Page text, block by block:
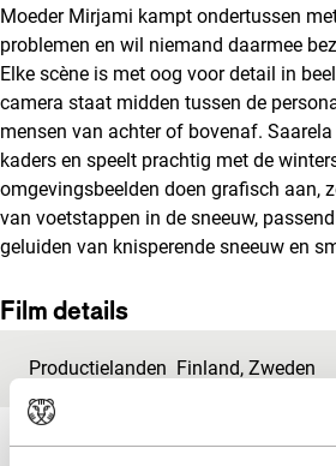
Moeder Mirjami kampt ondertussen
problemen en wil niemand daarmee
Elke scène is met oog voor detail in
camera staat midden tussen de
mensen van achter of bovenaf.
kaders en speelt prachtig met de
omgevingsbeelden doen grafisch aan,
van voetstappen in de sneeuw,
geluiden van knisperende sneeuw en
Film details
Productielanden Finland, Zweden
Jaar 2009